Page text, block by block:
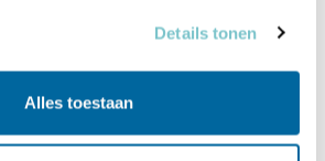
Details tonen
Alles toestaan
februari 2019